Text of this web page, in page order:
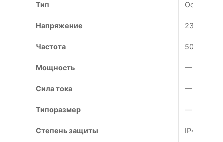
Тип Осевой
Напряжение 230 В
Частота 50 Гц
Мощность — Вт
Сила тока — А
Типоразмер — мм
Степень защиты IP44